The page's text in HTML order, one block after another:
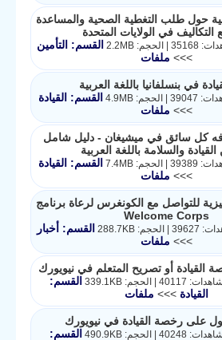
حول طلب التغطية الصحية والمساعدة
في الولايات المتحدة
القسم: التأمين
>>> ملفات
في بنسلفانيا باللغة العربية
القسم: القيادة
>>> ملفات
كل سائق في ميشيغان - دليل شامل
القيادة والسلامة باللغة العربية
القسم: القيادة
>>> ملفات
للتواصل مع الكونغرس لرعاة برنامج
Welcome Corps
القسم: أخبار
>>> ملفات
أو تصريح المتعلم في نيويورك
القسم:
القيادة >>> ملفات
على رخصة القيادة في نيويورك
القسم: